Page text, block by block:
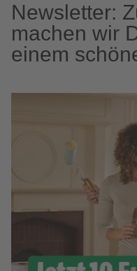
Newsletter:
machen wir
einem